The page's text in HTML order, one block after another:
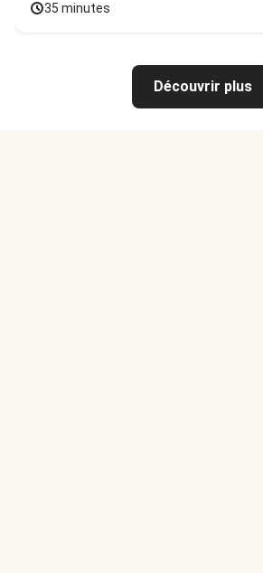
35 minutes
Découvrir plus